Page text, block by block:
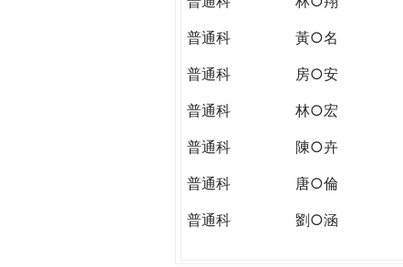
普通科
黃○名
普通科
房○安
普通科
林○宏
普通科
陳○卉
普通科
唐○倫
普通科
劉○涵